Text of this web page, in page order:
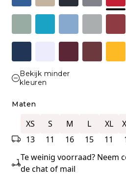
Bekijk minder
kleuren
Maten
XS
13
S
11
M
16
L
15
XL
11
Te weinig voorraad? Neem
de chat of mail